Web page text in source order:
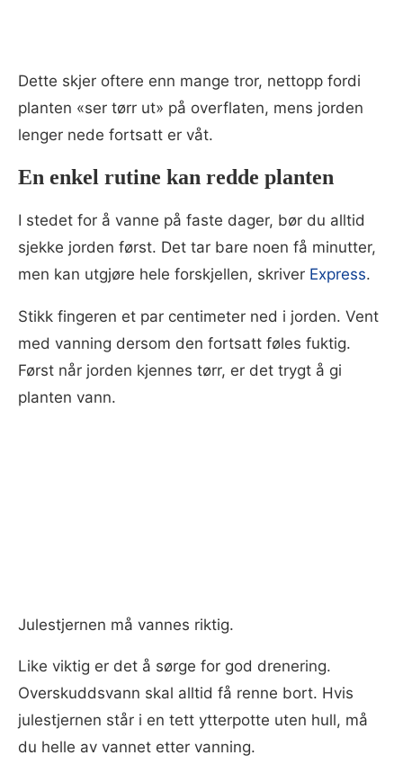
Dette skjer oftere enn mange tror, nettopp fordi
planten «ser tørr ut» på overflaten, mens jorden
lenger nede fortsatt er våt.
En enkel rutine kan redde planten
I stedet for å vanne på faste dager, bør du alltid
sjekke jorden først. Det tar bare noen få minutter,
men kan utgjøre hele forskjellen, skriver Express.
Stikk fingeren et par centimeter ned i jorden. Vent
med vanning dersom den fortsatt føles fuktig.
Først når jorden kjennes tørr, er det trygt å gi
planten vann.
Julestjernen må vannes riktig.
Like viktig er det å sørge for god drenering.
Overskuddsvann skal alltid få renne bort. Hvis
julestjernen står i en tett ytterpotte uten hull, må
du helle av vannet etter vanning.